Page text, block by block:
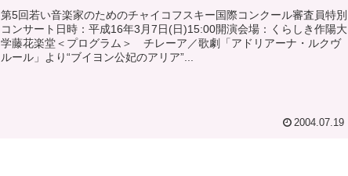
第5回若い音楽家のためのチャイコフスキー国際コンクール審査員特別
コンサート日時：平成16年3月7日(日)15:00開演会場：くらしき作陽大
学藤花楽堂＜プログラム＞ チレーア／歌劇「アドリアーナ・ルクヴ
ルール」より“ブイヨン公妃のアリア”...
2004.07.19